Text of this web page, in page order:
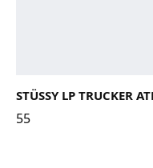
STÜSSY LP TRUCKER
55